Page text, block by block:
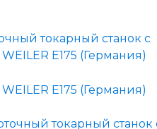
токарный станок с
E175 (Германия)